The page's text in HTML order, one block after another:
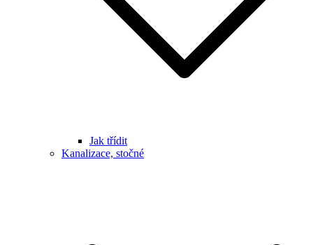
Jak třídit
Kanalizace, stočné